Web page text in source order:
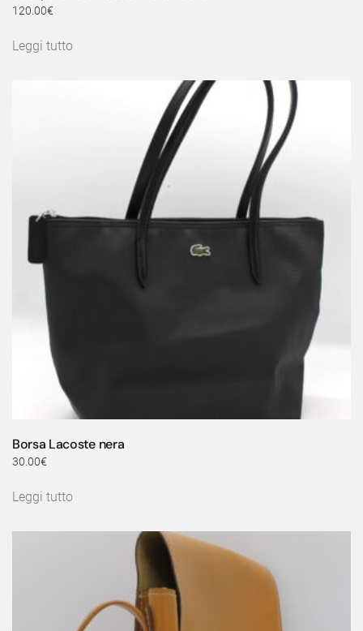
120.00€
Leggi tutto
Borsa Lacoste nera
30.00€
Leggi tutto